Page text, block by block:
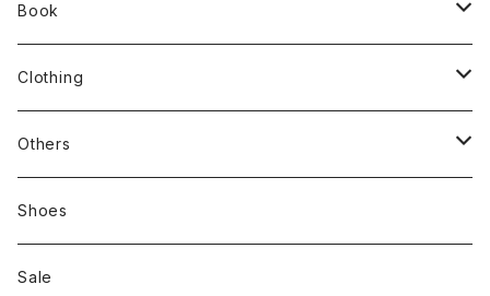
Book
stacks
新刊本
Zine、Other
Clothing
Tees
Sweatshirts
Bag & Accessories
Others
Mixcd
RC SLUM / ROYALTY CLUB
雑貨
Shoes
Sale